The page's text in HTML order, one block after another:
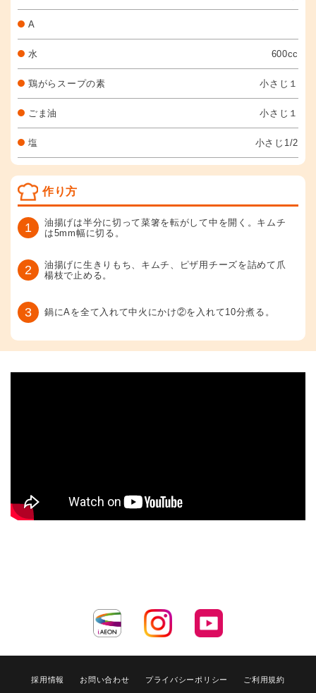
A
水 600cc
鶏がらスープの素 小さじ１
ごま油 小さじ１
塩 小さじ1/2
作り方
1
油揚げは半分に切って菜箸を転がして中を開く。キムチ
は5mm幅に切る。
2
油揚げに生きりもち、キムチ、ピザ用チーズを詰めて爪
楊枝で止める。
3 鍋にAを全て入れて中火にかけ②を入れて10分煮る。
採用情報 お問い合わせ プライバシーポリシー ご利用規約